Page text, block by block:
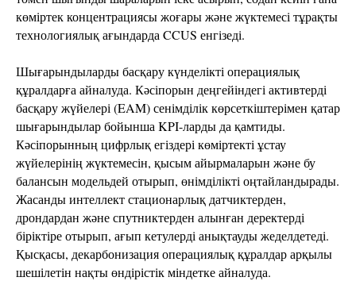
көміртек концентрациясы жоғары және жүктемесі тұрақты
технологиялық ағындарда CCUS енгізеді.
Шығарындыларды басқару күнделікті операциялық
құралдарға айналуда. Кәсіпорын деңгейіндегі активтерді
басқару жүйелері (EAM) сенімділік көрсеткіштерімен қатар
шығарындылар бойынша KPI-ларды да қамтиды.
Кәсіпорынның цифрлық егіздері көміртекті ұстау
жүйелерінің жүктемесін, қысым айырмаларын және бу
балансын модельдей отырып, өнімділікті оңтайландырады.
Жасанды интеллект стационарлық датчиктерден,
дрондардан және спутниктерден алынған деректерді
біріктіре отырып, ағып кетулерді анықтауды жеделдетеді.
Қысқасы, декарбонизация операциялық құралдар арқылы
шешілетін нақты өндірістік міндетке айналуда.